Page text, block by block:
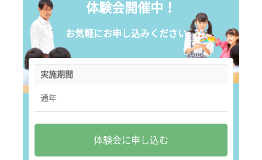
体験会開催中！
お気軽にお申し込みください。
実施期間
通年
体験会に申し込む